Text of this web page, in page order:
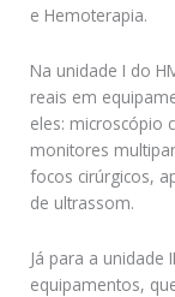
e Hemoterapia.
Na unidade I do
reais em
eles: microscópio
monitores
focos cirúrgicos,
de ultrassom.
Já para a unidade
equipamentos,